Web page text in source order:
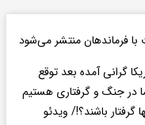
فرماندهان منتشر می‌شود
گرانی آمده بعد توقع
در جنگ و گرفتاری هستیم
باشند؟!/ ویدئو